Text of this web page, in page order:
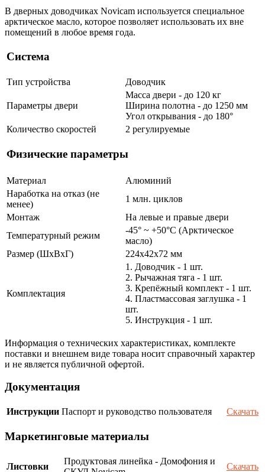
В дверных доводчиках Novicam используется специальное
арктическое масло, которое позволяет использовать их вне
помещений в любое время года.
Система
Тип устройства Доводчик
Параметры двери
Масса двери - до 120 кг
Ширина полотна - до 1250 мм
Угол открывания - до 180°
Количество скоростей
2 регулируемые
Физические параметры
Материал
Алюминий
Наработка на отказ (не
менее)
1 млн. циклов
Монтаж
На левые и правые двери
Температурный режим
-45° ~ +50°С (Арктическое
масло)
Размер (ШxВxГ)
224x42x72 мм
Комплектация
1. Доводчик - 1 шт.
2. Рычажная тяга - 1 шт.
3. Крепёжный комплект - 1 шт.
4. Пластмассовая заглушка - 1
шт.
5. Инструкция - 1 шт.
Информация о технических характеристиках, комплекте
поставки и внешнем виде товара носит справочный характер
и не является публичной офертой.
Документация
Инструкции Паспорт и руководство пользователя Скачать
Маркетинговые материалы
Листовки
Продуктовая линейка - Домофония и
Скачать